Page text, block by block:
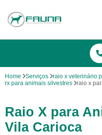
Home Serviços
raio x veterinário
rx para animais silvestres
raio x
Raio X para
Vila Carioca